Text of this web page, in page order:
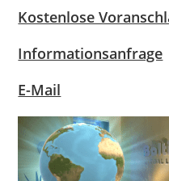
Kostenlose
Informationsanfrage
E-Mail